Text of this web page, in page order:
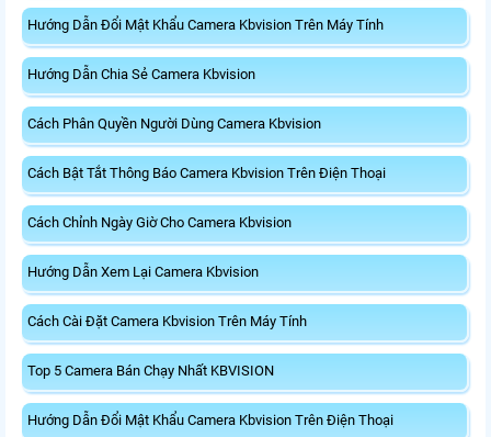
Hướng Dẫn Đổi Mật Khẩu Camera Kbvision Trên Máy Tính
Hướng Dẫn Chia Sẻ Camera Kbvision
Cách Phân Quyền Người Dùng Camera Kbvision
Cách Bật Tắt Thông Báo Camera Kbvision Trên Điện Thoại
Cách Chỉnh Ngày Giờ Cho Camera Kbvision
Hướng Dẫn Xem Lại Camera Kbvision
Cách Cài Đặt Camera Kbvision Trên Máy Tính
Top 5 Camera Bán Chạy Nhất KBVISION
Hướng Dẫn Đổi Mật Khẩu Camera Kbvision Trên Điện Thoại